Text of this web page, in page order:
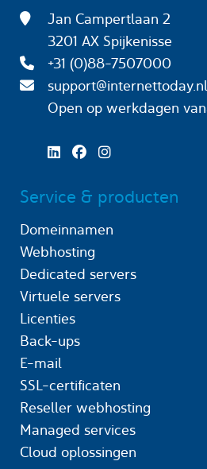
Jan Campertlaan 2
3201 AX Spijkenisse
+31 (0)88-7507000
support@internettoday.nl
Open op werkdagen
Service & producten
Domeinnamen
Webhosting
Dedicated servers
Virtuele servers
Licenties
Back-ups
E-mail
SSL-certificaten
Reseller webhosting
Managed services
Cloud oplossingen